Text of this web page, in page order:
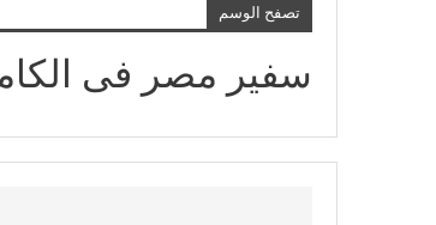
تصفح الوسم
سفير مصر فى